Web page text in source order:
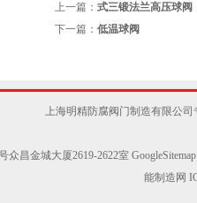
上一篇： 式三锻法兰高压球阀
下一篇： 低温球阀
上海明精防腐阀门制造有限公
众昌金城大厦2619-2622室 GoogleSitemap
能制造网